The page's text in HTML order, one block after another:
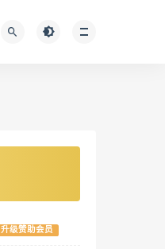
升级赞助会员